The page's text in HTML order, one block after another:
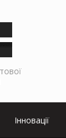
Інновації